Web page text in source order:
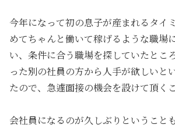
今年になって初の息子が産まれるタイ
めてちゃんと働いて稼げるような職場
い、条件に合う職場を探していたとこ
った別の社員の方から人手が欲しいと
たので、急遽面接の機会を設けて頂く
会社員になるのが久しぶりということ